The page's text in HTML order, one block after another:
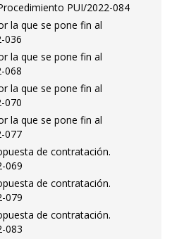
PUI/2022-084
la que se pone fin al
036
la que se pone fin al
068
la que se pone fin al
070
la que se pone fin al
077
de contratación.
069
de contratación.
079
de contratación.
083